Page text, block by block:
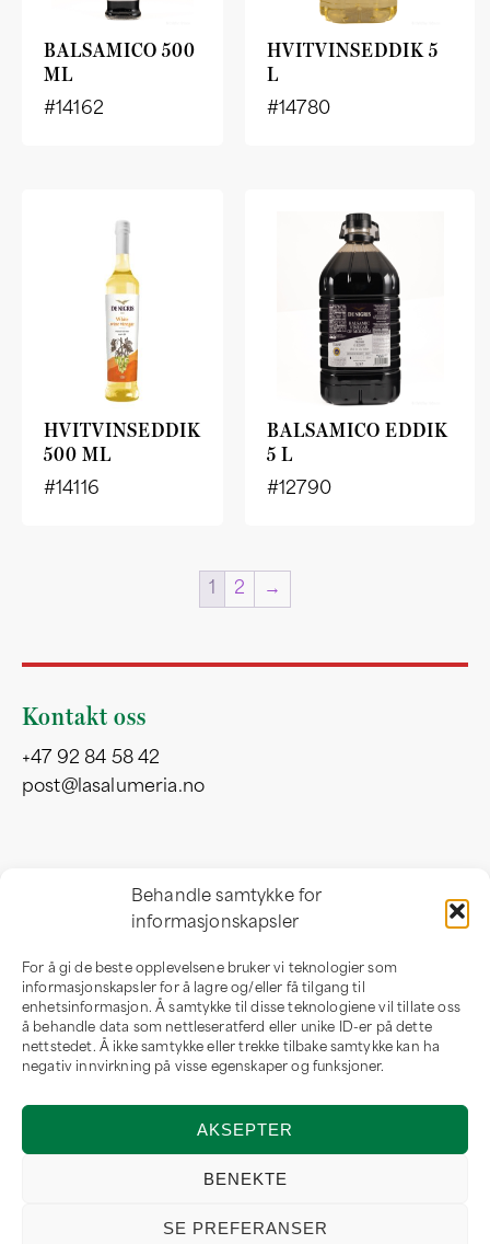
Behandle samtykke for
informasjonskapsler
For å gi de beste opplevelsene bruker vi teknologier som
informasjonskapsler for å lagre og/eller få tilgang til
enhetsinformasjon. Å samtykke til disse teknologiene vil tillate oss
å behandle data som nettleseratferd eller unike ID-er på dette
nettstedet. Å ikke samtykke eller trekke tilbake samtykke kan ha
negativ innvirkning på visse egenskaper og funksjoner.
AKSEPTER
BENEKTE
SE PREFERANSER
BALSAMICO 500
ML
#14162
HVITVINSEDDIK 5
L
#14780
HVITVINSEDDIK
500 ML
#14116
BALSAMICO EDDIK
5 L
#12790
1 2 →
Kontakt oss
+47 92 84 58 42
post@lasalumeria.no
Professor Birkelandsvei 32 b
1081 Oslo
Norge
Forhandler